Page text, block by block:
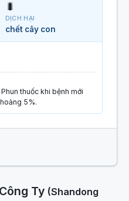
🐛
DỊCH HẠI
chết cây con
thuốc khi bệnh mới
5%.
Ty (Shandong